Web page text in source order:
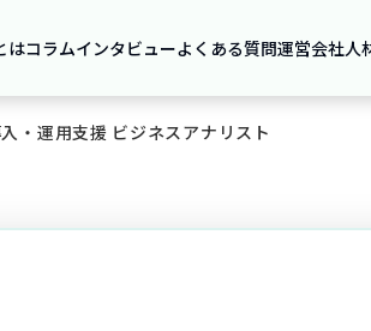
はコラムインタビューよくある質問運営会社人
運用支援 ビジネスアナリスト